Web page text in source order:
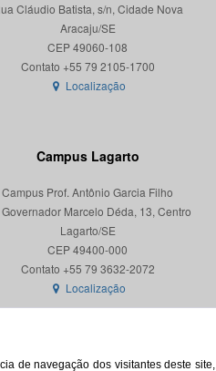
de navegação dos visitantes deste
Cláudio Batista, s/n, Cidade Nova
Aracaju/SE
CEP 49060-108
Localização
Campus Lagarto
Campus Prof. Antônio Garcia Filho
Governador Marcelo Déda, 13, Centro
Lagarto/SE
CEP 49400-000
Localização